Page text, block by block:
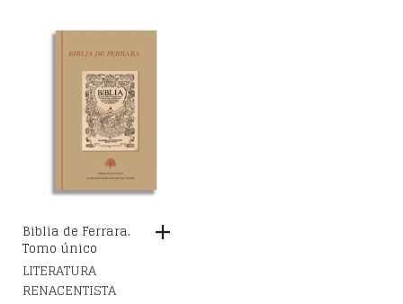
Biblia de Ferrara.
Tomo único
LITERATURA
RENACENTISTA